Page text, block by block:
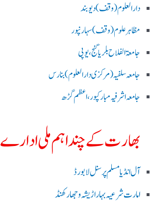
دارالعلوم (وقف)دیوبند
مظاہرعلوم (وقف)سہارنپور
جامعۃ الفلاح بلریاگنج،یوپی
جامعہ سلفیہ(مرکزی دارالعلوم )بنارس
جامعہ اشرفیہ مبارکپور،اعظم گڑھ
بھارت کے چند اہم ملی ادارے
آل انڈیا مسلم پرسنل لا بورڈ
امارت شرعیہ بہار اڑیشہ و جھارکھنڈ